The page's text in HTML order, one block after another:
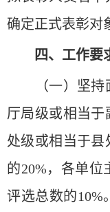
确定正式表彰对
四、工作要
（一）坚持面
厅局级或相当于
处级或相当于县
的20%，各单位
评选总数的10%